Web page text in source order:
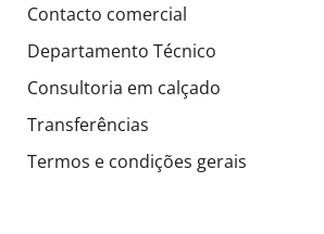
Contacto comercial
Departamento Técnico
Consultoria em calçado
Transferências
Termos e condições gerais